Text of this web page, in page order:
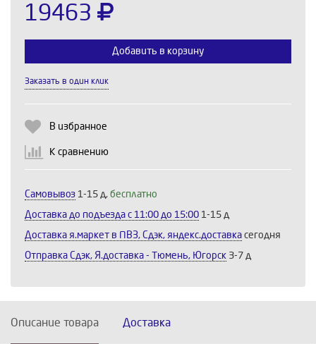
19463
Добавить в корзину
Заказать в один клик
В избранное
К сравнению
Самовывоз 1-15 д, бесплатно
Доставка до подъезда c 11:00 до 15:00 1-15 д
Доставка я.маркет в ПВЗ, Сдэк, яндекс.доставка сегодня
Отправка Сдэк, Я.доставка - Тюмень, Югорск 3-7 д
Описание товара Доставка